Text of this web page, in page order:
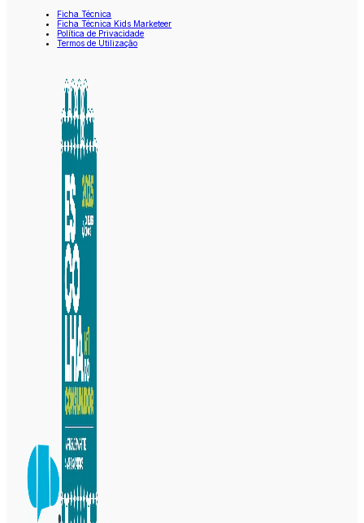
Ficha Técnica
Ficha Técnica Kids Marketeer
Política de Privacidade
Termos de Utilização